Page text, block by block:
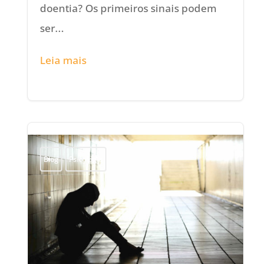
doentia? Os primeiros sinais podem
ser...
Leia mais
Blog Psicologia